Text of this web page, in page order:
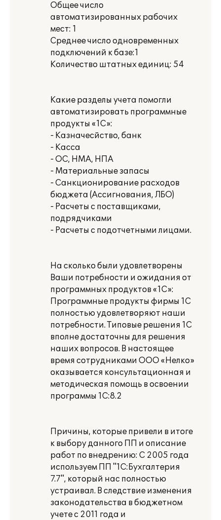
Общее число
автоматизированных рабочих
мест: 1
Среднее число одновременных
подключений к базе:1
Количество штатных единиц: 54
Какие разделы учета помогли
автоматизировать программные
продукты «1С»:
- Казначесйство, банк
- Касса
- ОС, НМА, НПА
- Материальные запасы
- Санкционирование расходов
бюджета (Ассигнования, ЛБО)
- Расчеты с поставщиками,
подрядчиками
- Расчеты с подотчетными лицами.
На сколько были удовлетворены
Ваши потребности и ожидания от
программных продуктов «1С»:
Программные продукты фирмы 1С
полностью удовлетворяют наши
потребности. Типовые решения 1С
вполне достаточны для решения
наших вопросов. В настоящее
время сотрудниками ООО «Нелко»
оказывается консультационная и
методическая помощь в освоении
программы 1С:8.2
Причины, которые привели в итоге
к выбору данного ПП и описание
работ по внедрению: С 2005 года
используем ПП "1С:Бухгалтерия
7.7", который нас полностью
устраивал. В следствие изменения
законодательства в бюджетном
учете с 2011 года и